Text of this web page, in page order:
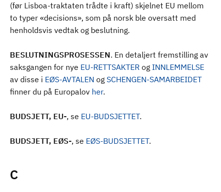
(før Lisboa-traktaten trådte i kraft) skjelnet EU mellom
to typer «decisions», som på norsk ble oversatt med
henholdsvis vedtak og beslutning.
BESLUTNINGSPROSESSEN. En detaljert fremstilling av
saksgangen for nye EU-RETTSAKTER og INNLEMMELSE
av disse i EØS-AVTALEN og SCHENGEN-SAMARBEIDET
finner du på Europalov her.
BUDSJETT, EU-, se EU-BUDSJETTET.
BUDSJETT, EØS-, se EØS-BUDSJETTET.
C